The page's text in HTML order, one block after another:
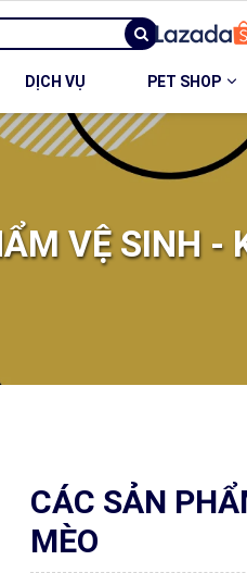
DỊCH VỤ PET SHOP
VỆ SINH -
CÁC SẢN
MÈO